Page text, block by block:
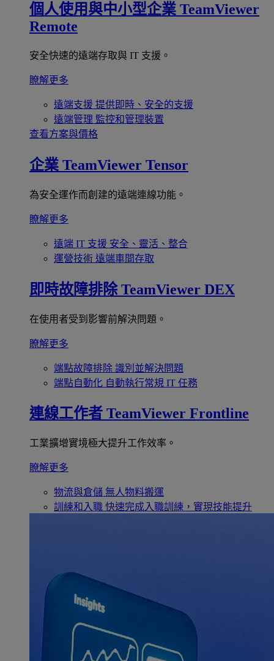
個人使用與中小型企業 TeamViewer
Remote
安全快速的遠端存取與 IT 支援。
瞭解更多
遠端支援 提供即時、安全的支援
遠端管理 監控和管理裝置
查看方案與價格
企業 TeamViewer Tensor
為安全運作而創建的遠端連線功能。
瞭解更多
遠端 IT 支援 安全、靈活、整合
運營技術 遠端車間存取
即時故障排除 TeamViewer DEX
在使用者受到影響前解決問題。
瞭解更多
端點故障排除 識別並解決問題
端點自動化 自動執行常規 IT 任務
連線工作者 TeamViewer Frontline
工業擴增實境極大提升工作效率。
瞭解更多
物流與倉儲 無人物料搬運
訓練和入職 快速完成入職訓練，實現技能提升